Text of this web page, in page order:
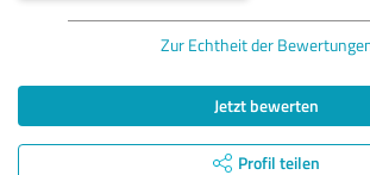
Zur Echtheit der
Jetzt bewerten
Profil teilen